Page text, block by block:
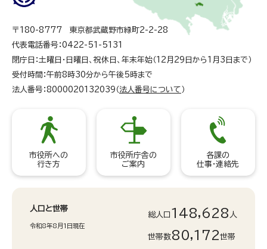
〒180-8777 東京都武蔵野市緑町2-2-28
代表電話番号：0422-51-5131
閉庁日：土曜日・日曜日、祝休日、年末年始（12月29日から1月3日まで）
受付時間：午前8時30分から午後5時まで
法人番号：8000020132039（ 法人番号について ）
市役所への
行き方
市役所庁舎の
ご案内
各課の
仕事・連絡先
人口と世帯
令和8年8月1日現在
総人口 148,628 人
世帯数80,172世帯